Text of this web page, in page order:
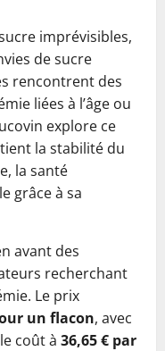
imprévisibles,
de sucre
rencontrent des
liées à l’âge ou
explore ce
la stabilité du
la santé
grâce à sa
avant des
recherchant
Le prix
un flacon, avec
coût à 36,65 € par